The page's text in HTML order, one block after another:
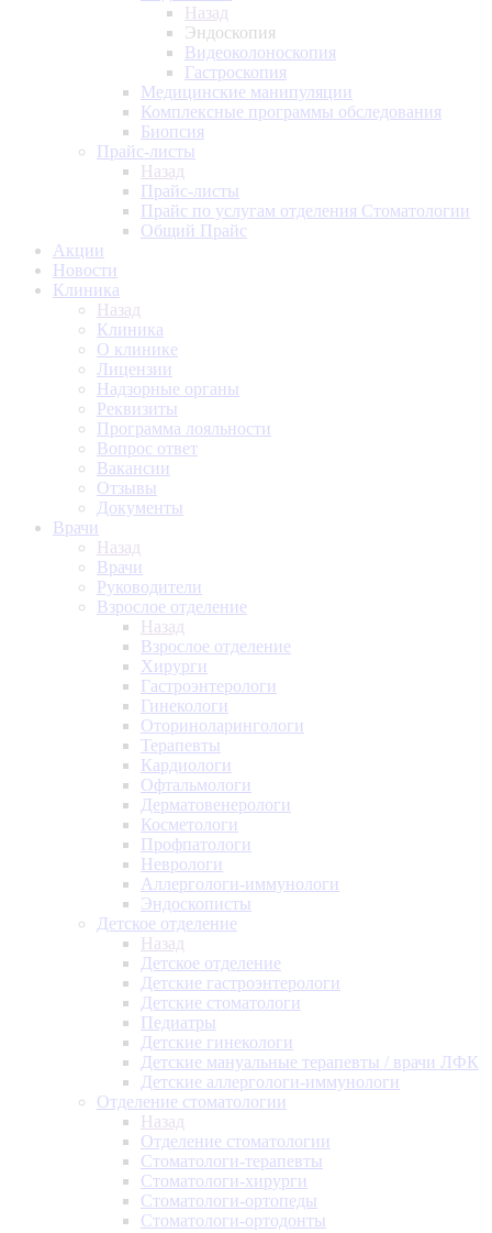
Назад
Эндоскопия
Видеоколоноскопия
Гастроскопия
Медицинские манипуляции
Комплексные программы обследования
Биопсия
Прайс-листы
Назад
Прайс-листы
Прайс по услугам отделения Стоматологии
Общий Прайс
Акции
Новости
Клиника
Назад
Клиника
О клинике
Лицензии
Надзорные органы
Реквизиты
Программа лояльности
Вопрос ответ
Вакансии
Отзывы
Документы
Врачи
Назад
Врачи
Руководители
Взрослое отделение
Назад
Взрослое отделение
Хирурги
Гастроэнтерологи
Гинекологи
Оториноларингологи
Терапевты
Кардиологи
Офтальмологи
Дерматовенерологи
Косметологи
Профпатологи
Неврологи
Аллергологи-иммунологи
Эндоскописты
Детское отделение
Назад
Детское отделение
Детские гастроэнтерологи
Детские стоматологи
Педиатры
Детские гинекологи
Детские мануальные терапевты / врачи ЛФК
Детские аллергологи-иммунологи
Отделение стоматологии
Назад
Отделение стоматологии
Стоматологи-терапевты
Стоматологи-хирурги
Стоматологи-ортопеды
Стоматологи-ортодонты